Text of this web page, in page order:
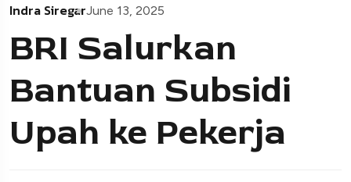
Indra SiregarJune 13, 2025
BRI Salurkan
Bantuan Subsidi
Upah ke Pekerja